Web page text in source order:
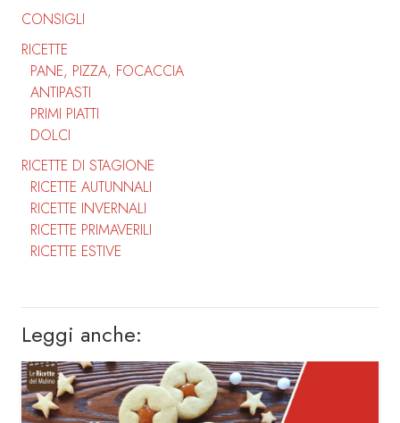
CONSIGLI
RICETTE
PANE, PIZZA, FOCACCIA
ANTIPASTI
PRIMI PIATTI
DOLCI
RICETTE DI STAGIONE
RICETTE AUTUNNALI
RICETTE INVERNALI
RICETTE PRIMAVERILI
RICETTE ESTIVE
Leggi anche: